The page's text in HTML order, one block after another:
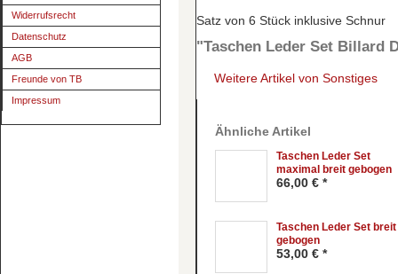
Widerrufsrecht
Datenschutz
AGB
Freunde von TB
Impressum
Satz von 6 Stück inklusive Schnur
"Taschen Leder Set Billard
Weitere Artikel von Sonstiges
Ähnliche Artikel
Taschen Leder Set
maximal breit gebogen
66,00 € *
Taschen Leder Set breit
gebogen
53,00 € *